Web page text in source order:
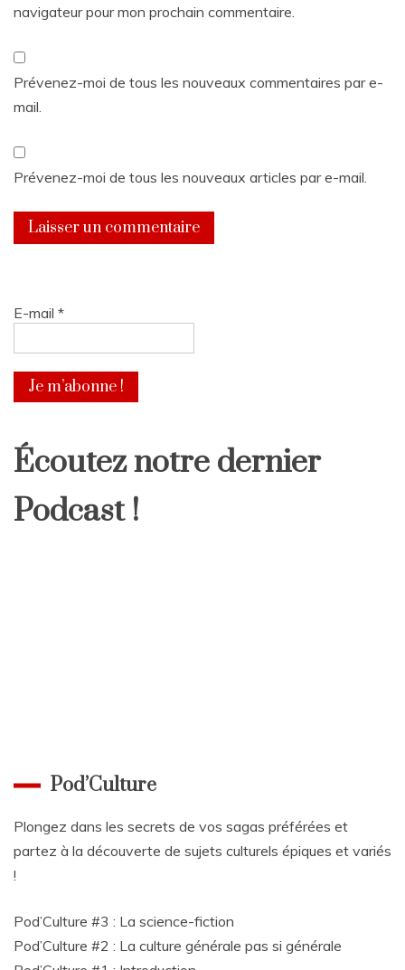
navigateur pour mon prochain commentaire.
Prévenez-moi de tous les nouveaux commentaires par e-
mail.
Prévenez-moi de tous les nouveaux articles par e-mail.
E-mail *
Écoutez notre dernier
Podcast !
Pod’Culture
Plongez dans les secrets de vos sagas préférées et
partez à la découverte de sujets culturels épiques et variés
!
Pod’Culture #3 : La science-fiction
Pod’Culture #2 : La culture générale pas si générale